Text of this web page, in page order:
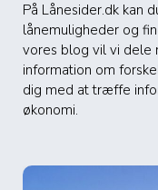
På Lånesider.dk kan
lånemuligheder og
vores blog vil vi dele
information om
dig med at træffe
økonomi.